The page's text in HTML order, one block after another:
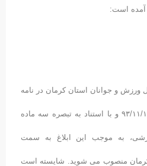
است:
کل ورزش و جوانان استان کرمان در نامه
شماره ۲۱۸/۹۳/۱۰۸۰۹ مورخ ۹۳/۱۱/۱۳ و با استناد به تبصره سه ماده
به موجب این ابلاغ به سمت
منصوب می شوید. شایسته است